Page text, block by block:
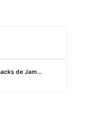
Mediterranean Natural Serrano Snacks de Jamon y Pollo para Cachorros